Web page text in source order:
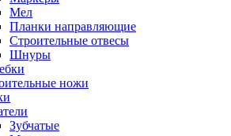
Мел
Планки направляющие
Строительные отвесы
Шнуры
ножи
Зубчатые